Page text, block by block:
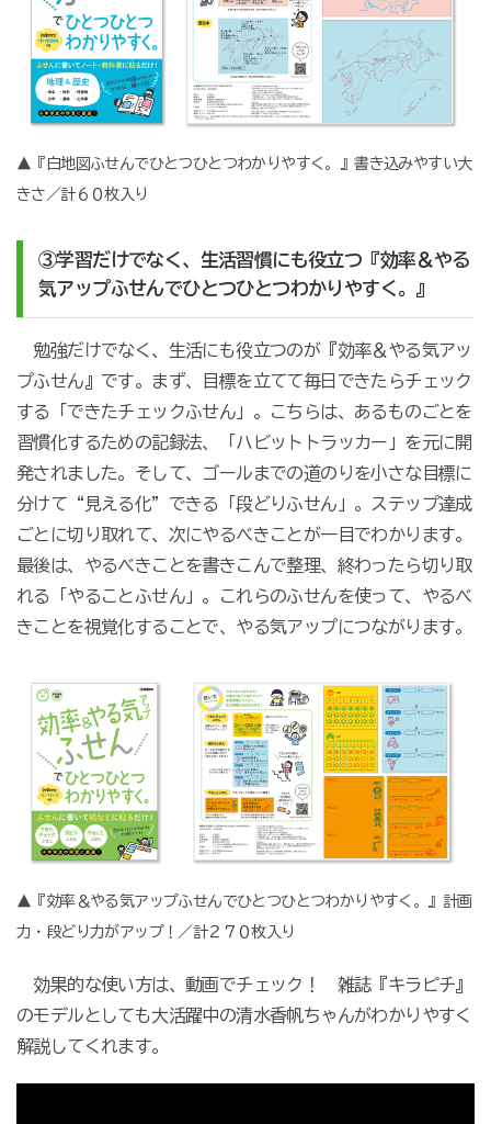
▲『白地図ふせんでひとつひとつわかりやすく。』書き込みやすい大
きさ／計６０枚入り
③学習だけでなく、生活習慣にも役立つ『効率＆やる
気アップふせんでひとつひとつわかりやすく。』
勉強だけでなく、生活にも役立つのが『効率＆やる気アッ
プふせん』です。まず、目標を立てて毎日できたらチェック
する「できたチェックふせん」。こちらは、あるものごとを
習慣化するための記録法、「ハビットトラッカー」を元に開
発されました。そして、ゴールまでの道のりを小さな目標に
分けて“見える化”できる「段どりふせん」。ステップ達成
ごとに切り取れて、次にやるべきことが一目でわかります。
最後は、やるべきことを書きこんで整理、終わったら切り取
れる「やることふせん」。これらのふせんを使って、やるべ
きことを視覚化することで、やる気アップにつながります。
▲『効率＆やる気アップふせんでひとつひとつわかりやすく。』計画
力・段どり力がアップ！／計２７０枚入り
効果的な使い方は、動画でチェック！ 雑誌『キラピチ』
のモデルとしても大活躍中の清水香帆ちゃんがわかりやすく
解説してくれます。